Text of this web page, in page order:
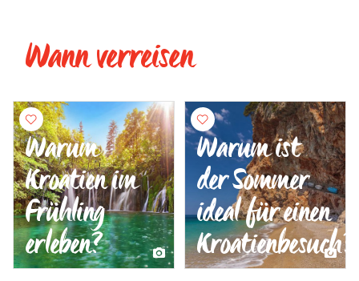
Wann verreisen
Warum
Kroatien im
Frühling
erleben?
Warum ist
der Sommer
ideal für einen
Kroatienbesuch?